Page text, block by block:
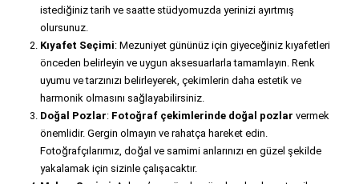
istediğiniz tarih ve saatte stüdyomuzda yerinizi ayırtmış
olursunuz.
Kıyafet Seçimi: Mezuniyet gününüz için giyeceğiniz kıyafetleri
önceden belirleyin ve uygun aksesuarlarla tamamlayın. Renk
uyumu ve tarzınızı belirleyerek, çekimlerin daha estetik ve
harmonik olmasını sağlayabilirsiniz.
Doğal Pozlar: Fotoğraf çekimlerinde doğal pozlar vermek
önemlidir. Gergin olmayın ve rahatça hareket edin.
Fotoğrafçılarımız, doğal ve samimi anlarınızı en güzel şekilde
yakalamak için sizinle çalışacaktır.